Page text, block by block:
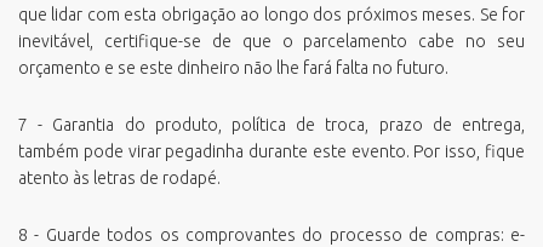
que lidar com esta obrigação ao longo dos próximos meses. Se for
inevitável, certifique-se de que o parcelamento cabe no seu
orçamento e se este dinheiro não lhe fará falta no futuro.
7 - Garantia do produto, política de troca, prazo de entrega,
também pode virar pegadinha durante este evento. Por isso, fique
atento às letras de rodapé.
8 - Guarde todos os comprovantes do processo de compras: e-